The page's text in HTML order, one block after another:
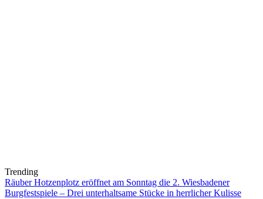
Trending
Räuber Hotzenplotz eröffnet am Sonntag die 2. Wiesbadener
Burgfestspiele – Drei unterhaltsame Stücke in herrlicher Kulisse